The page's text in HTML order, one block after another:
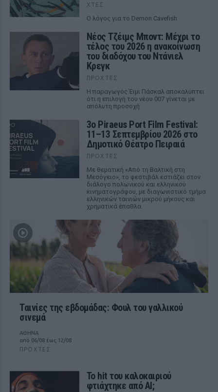
ΧΤΕΣ
Ο λόγος για το Demon Cavefish
Νέος Τζέιμς Μποντ: Μέχρι το
τέλος του 2026 η ανακοίνωση
του διαδόχου του Ντάνιελ
Κρεγκ
ΠΡΟΧΤΈΣ
Η παραγωγός Έιμι Πάσκαλ αποκαλύπτει
ότι η επιλογή του νέου 007 γίνεται με
απόλυτη προσοχή
3ο Piraeus Port Film Festival:
11–13 Σεπτεμβρίου 2026 στο
Δημοτικό Θέατρο Πειραιά
ΠΡΟΧΤΈΣ
Με θεματική «Από τη Βαλτική στη
Μεσόγειο», το φεστιβάλ εστιάζει στον
διάλογο πολωνικού και ελληνικού
κινηματογράφου, με διαγωνιστικό τμήμα
ελληνικών ταινιών μικρού μήκους και
χρηματικά έπαθλα.
Ταινίες της εβδομάδας: Φουλ του γαλλικού
σινεμά
ΑΘΗΝΑ
από 06/08 έως 12/08
ΠΡΟΧΤΈΣ
Το hit του καλοκαιριού
φτιάχτηκε από AI;